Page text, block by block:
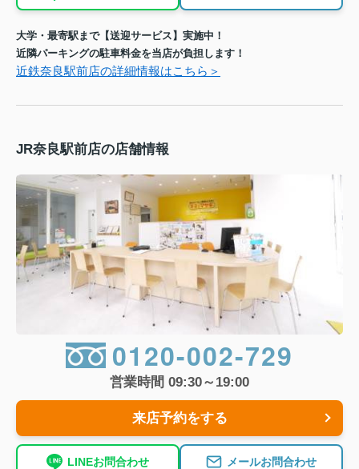
大学・最寄駅まで【送迎サービス】実施中！
近隣パーキングの駐車料金を当店が負担します！
近鉄奈良駅前店の詳細情報はこちら＞
JR奈良駅前店の店舗情報
0120-002-729
営業時間 09:30～19:00
来店予約をする
LINEお問合わせ メールお問合わせ